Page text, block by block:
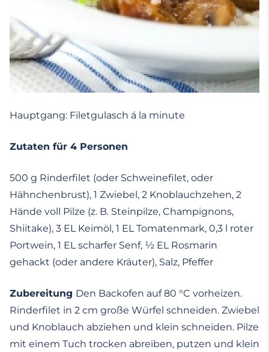
Hauptgang: Filetgulasch á la minute
Zutaten für 4 Personen
500 g Rinderfilet (oder Schweinefilet, oder
Hähnchenbrust), 1 Zwiebel, 2 Knoblauchzehen, 2
Hände voll Pilze (z. B. Steinpilze, Champignons,
Shiitake), 3 EL Keimöl, 1 EL Tomatenmark, 0,3 l roter
Portwein, 1 EL scharfer Senf, ½ EL Rosmarin
gehackt (oder andere Kräuter), Salz, Pfeffer
Zubereitung Den Backofen auf 80 °C vorheizen.
Rinderfilet in 2 cm große Würfel schneiden. Zwiebel
und Knoblauch abziehen und klein schneiden. Pilze
mit einem Tuch trocken abreiben, putzen und klein